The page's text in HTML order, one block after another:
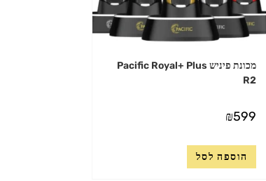
מכונת פיניש Pacific Royal+ Plus
R2
₪599
הוספה לסל